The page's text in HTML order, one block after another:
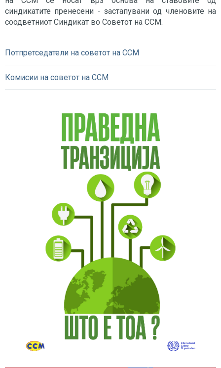
синдикатите пренесени - застапувани од членовите на
соодветниот Синдикат во Советот на ССМ.
Потпретседатели на советот на ССМ
Комисии на советот на ССМ